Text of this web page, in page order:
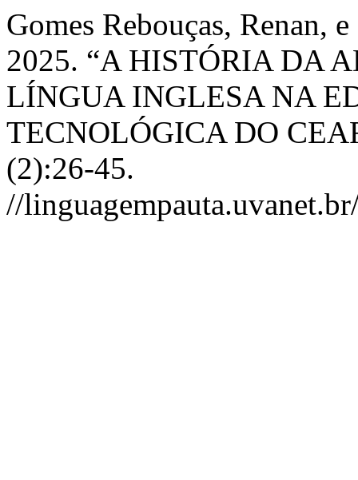
Gomes Rebouças, Renan,
2025. “A HISTÓRIA DA
LÍNGUA INGLESA NA
TECNOLÓGICA DO
(2):26-45.
//